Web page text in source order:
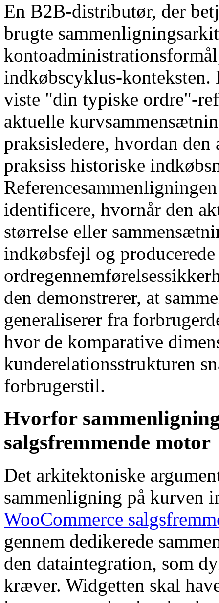
En B2B-distributør, der
brugte
indkøbscyklus-
viste "din typiske ordre"-
aktuelle
praksisledere, hvordan
praksiss historiske
identificere, hvornår den
størrelse eller
indkøbsfejl og
den demonstrerer, at
generaliserer fra
hvor de komparative
kunderelationsstrukturen
forbrugerstil.
Hvorfor
salgsfremmende motor
Det arkitektoniske
sammenligning på kurven
WooCommerce
gennem dedikerede
den dataintegration, som
kræver. Widgetten skal